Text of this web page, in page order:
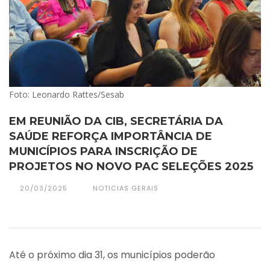
Foto: Leonardo Rattes/Sesab
EM REUNIÃO DA CIB, SECRETÁRIA DA
SAÚDE REFORÇA IMPORTÂNCIA DE
MUNICÍPIOS PARA INSCRIÇÃO DE
PROJETOS NO NOVO PAC SELEÇÕES 2025
20/03/2025 NOTICIAS GERAIS
Até o próximo dia 31, os municípios poderão